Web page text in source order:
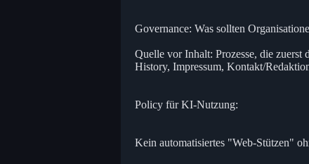
Governance: Was sollten
Quelle vor Inhalt: Prozesse, die
History, Impressum, Kontakt/
Policy für KI-Nutzung:
Kein automatisiertes "Web-Stützen"